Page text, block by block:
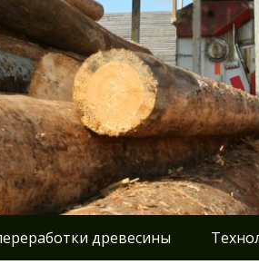
древесины